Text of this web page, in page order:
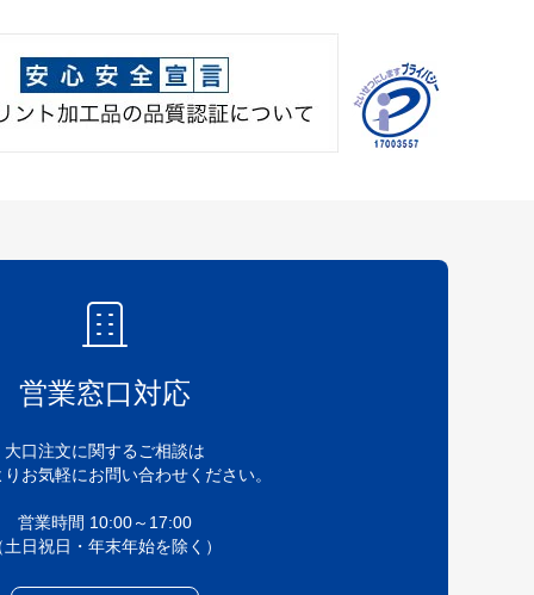
営業窓口対応
大口注文に関するご相談は
お気軽にお問い合わせください。
営業時間 10:00～17:00
土日祝日・年末年始を除く）